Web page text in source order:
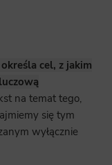
cel, z jakim
na temat tego,
się tym
wyłącznie